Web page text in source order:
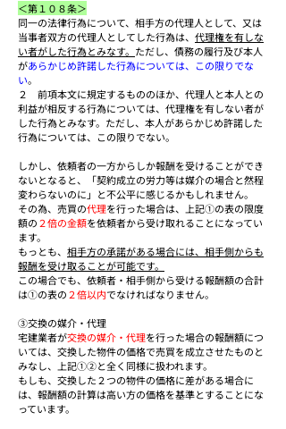
＜第１０８条＞
同一の法律行為について、相手方の代理人として、又は
当事者双方の代理人としてした行為は、 代理権を有しな
い者がした行為とみなす。 ただし、債務の履行及び本人
があらかじめ許諾した行為については、この限りでな
い。
２　前項本文に規定するもののほか、代理人と本人との
利益が相反する行為については、代理権を有しない者が
した行為とみなす。ただし、本人があらかじめ許諾した
行為については、この限りでない。
しかし、依頼者の一方からしか報酬を受けることができ
ないとなると、「契約成立の労力等は媒介の場合と然程
変わらないのに」と不公平に感じるかもしれません。
その為、売買の代理を行った場合は、上記①の表の限度
額の２倍の金額を依頼者から受け取れることになってい
ます。
もっとも、 相手方の承諾がある場合には、相手側からも
報酬を受け取ることが可能です。
この場合でも、依頼者・相手側から受ける報酬額の合計
は①の表の２倍以内でなければなりません。
③交換の媒介・代理
宅建業者が交換の媒介・代理を行った場合の報酬額につ
いては、交換した物件の価格で売買を成立させたものと
みなし、上記①②と全く同様に扱われます。
もしも、交換した２つの物件の価格に差がある場合に
は、報酬額の計算は高い方の価格を基準とすることにな
っています。